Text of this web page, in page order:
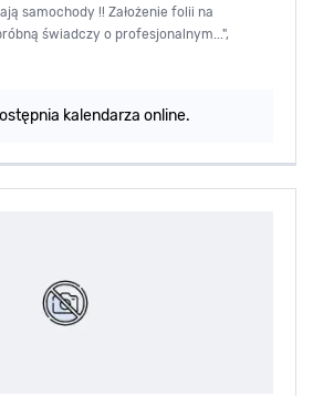
samochody !! Założenie folii na
świadczy o profesjonalnym...",
kalendarza online.